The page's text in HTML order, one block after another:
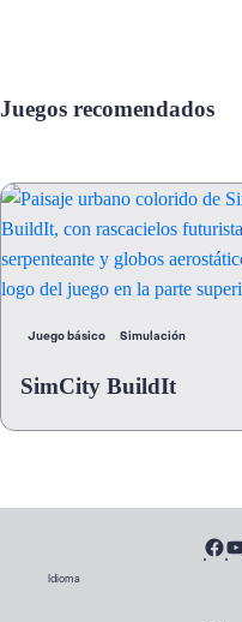
Juegos recomendados
Juego básico Simulación
SimCity BuildIt
Idioma